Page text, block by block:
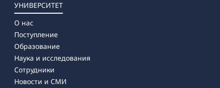
УНИВЕРСИТЕТ
О нас
Поступление
Образование
Наука и исследования
Сотрудники
Новости и СМИ